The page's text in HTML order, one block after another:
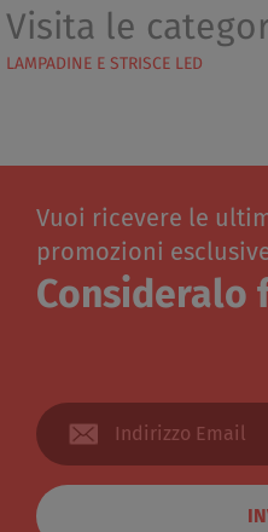
Visita le
LAMPADINE E STRISCE LED
Vuoi ricevere le
promozioni
Consideralo